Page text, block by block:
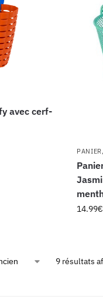
avec cerf-
PANIER,
14.99€
9 résultats